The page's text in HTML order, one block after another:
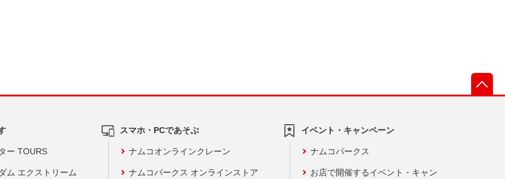
ー TOURS
ム エクストリーム
スマホ・PCであそぶ
ナムコオンラインクレーン
ナムコパークス オンラインストア
イベント・キャンペーン
ナムコパークス
お店で開催するイベント・キャン